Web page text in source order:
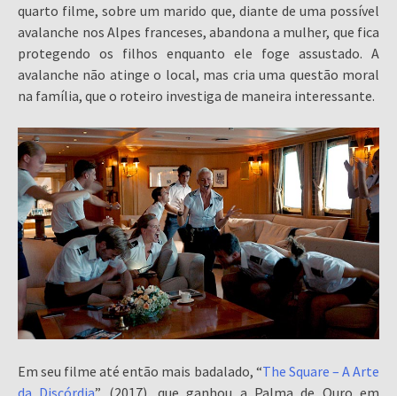
quarto filme, sobre um marido que, diante de uma possível
avalanche nos Alpes franceses, abandona a mulher, que fica
protegendo os filhos enquanto ele foge assustado. A
avalanche não atinge o local, mas cria uma questão moral
na família, que o roteiro investiga de maneira interessante.
Em seu filme até então mais badalado, “The Square – A Arte